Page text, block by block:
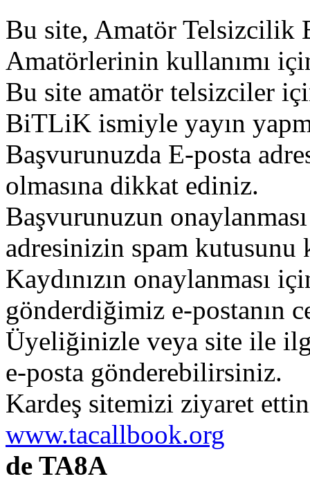
Bu site, Amatör Telsizcilik
Amatörlerinin kullanımı
Bu site amatör telsizciler
BiTLiK ismiyle yayın
Başvurunuzda E-posta
olmasına dikkat ediniz.
Başvurunuzun
adresinizin spam
Kaydınızın onaylanması
gönderdiğimiz e-postanın
Üyeliğinizle veya site ile
e-posta gönderebilirsiniz.
Kardeş sitemizi ziyaret
www.tacallbook.org
de TA8A